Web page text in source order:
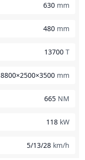
630 mm
480 mm
13700 T
8800×2500×3500 mm
665 NM
118 kW
5/13/28 km/h